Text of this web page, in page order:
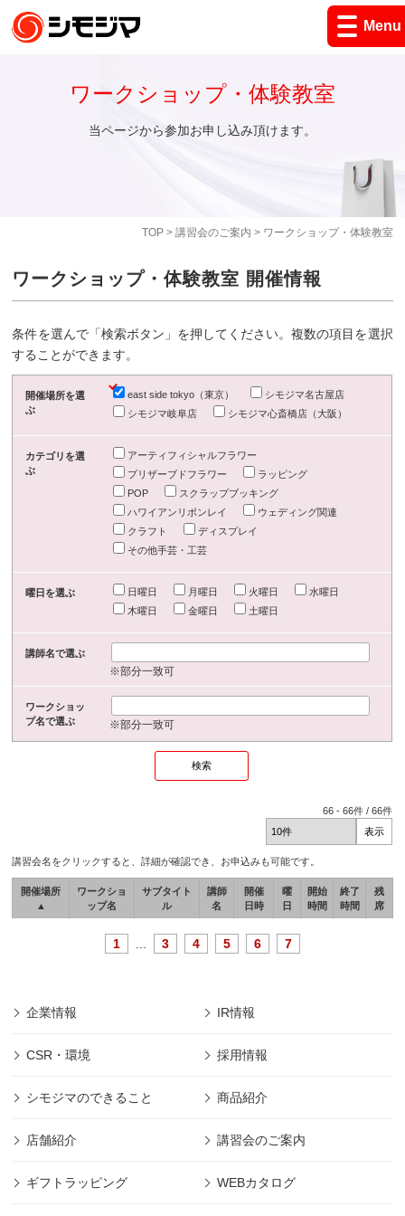
Menu
TOP> 講習会のご案内 > ワークショップ・体験教室
ワークショップ・体験教室
当ページから参加お申し込み頂けます。
ワークショップ・体験教室 開催情報
条件を選んで「検索ボタン」を押してください。複数の項目を選択
することができます。
開催場所を選
ぶ
east side tokyo（東京）
シモジマ名古屋店
シモジマ岐阜店
シモジマ心斎橋店（大阪）
カテゴリを選
ぶ
アーティフィシャルフラワー
プリザーブドフラワー
ラッピング
POP
スクラップブッキング
ハワイアンリボンレイ
ウェディング関連
クラフト
ディスプレイ
その他手芸・工芸
曜日を選ぶ 日曜日 月曜日 火曜日
水曜日
木曜日
金曜日 土曜日
講師名で選ぶ
※部分一致可
ワークショッ
プ名で選ぶ
※部分一致可
66 -66件 /66件
講習会名をクリックすると、詳細が確認でき、お申込みも可能です。
開催場所
▲
ワークショ
ップ名
サブタイト
ル
講師
名
開催
日時
曜
日
開始
時間
終了
時間
残
席
1 3 4 5 6 7
企業情報 IR情報
CSR・環境 採用情報
シモジマのできること 商品紹介
店舗紹介 講習会のご案内
ギフトラッピング WEBカタログ